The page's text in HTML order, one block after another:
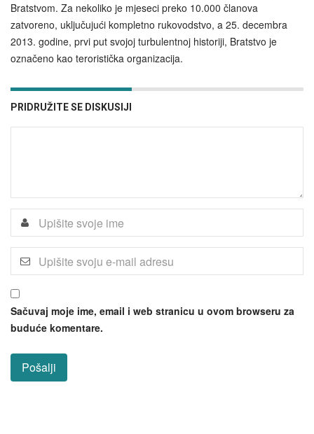
Bratstvom. Za nekoliko je mjeseci preko 10.000 članova
zatvoreno, uključujući kompletno rukovodstvo, a 25. decembra
2013. godine, prvi put svojoj turbulentnoj historiji, Bratstvo je
označeno kao teroristička organizacija.
PRIDRUŽITE SE DISKUSIJI
Sačuvaj moje ime, email i web stranicu u ovom browseru za
buduće komentare.